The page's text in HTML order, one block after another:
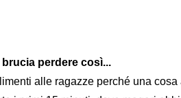
perdere così...
alle ragazze perché una cosa